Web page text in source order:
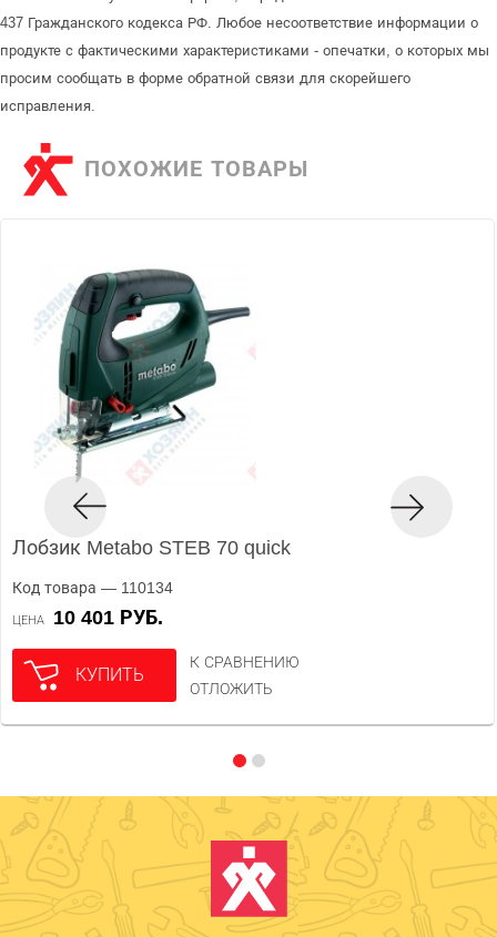
437 Гражданского кодекса РФ. Любое несоответствие информации о
продукте с фактическими характеристиками - опечатки, о которых мы
просим сообщать в форме обратной связи для скорейшего
исправления.
ПОХОЖИЕ ТОВАРЫ
Лобзик Metabo STEB 70 quick
Код товара — 110134
ЦЕНА 10 401 РУБ.
КУПИТЬ
К СРАВНЕНИЮ
ОТЛОЖИТЬ